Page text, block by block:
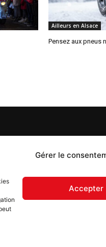
Gérer le
Accepter
Ailleurs en Alsace
Pensez aux pneus
trois éditions : en Alsace du
d’Obernai-Molsheim-
Vignoble et Plaine depuis